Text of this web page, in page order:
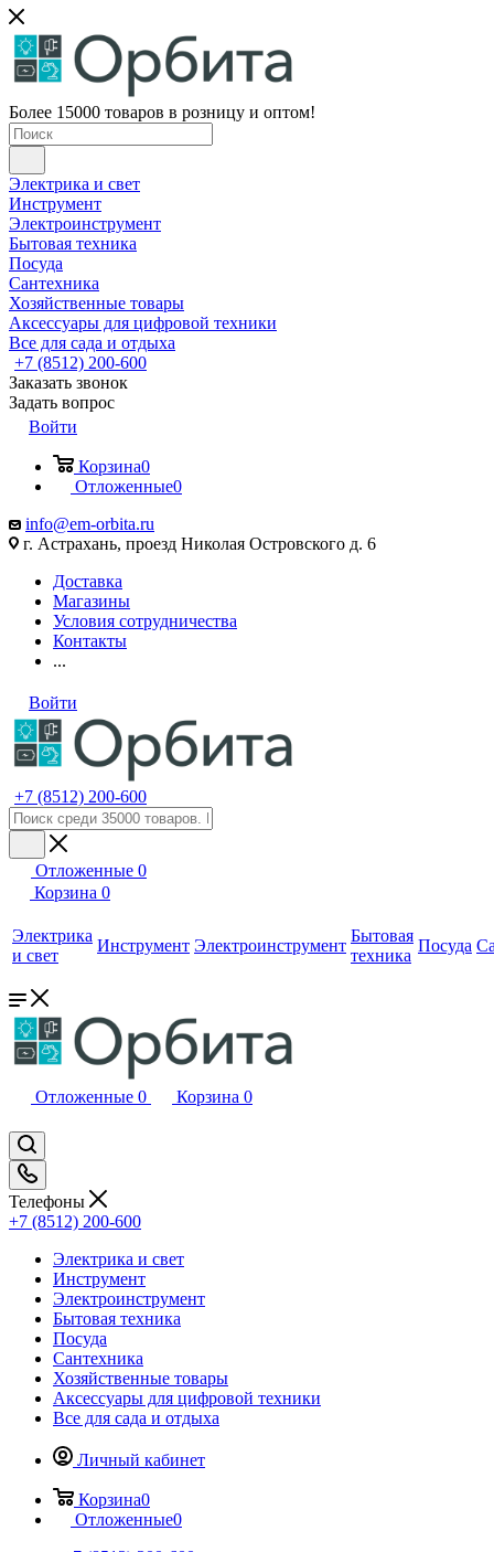
Более 15000 товаров в розницу и оптом!
Электрика и свет
Инструмент
Электроинструмент
Бытовая техника
Посуда
Сантехника
Хозяйственные товары
Аксессуары для цифровой техники
Все для сада и отдыха
+7 (8512) 200-600
Заказать звонок
Задать вопрос
Войти
Корзина0
Отложенные0
info@em-orbita.ru
г. Астрахань, проезд Николая Островского д. 6
Доставка
Магазины
Условия сотрудничества
Контакты
...
Войти
+7 (8512) 200-600
Отложенные 0
Корзина 0
Электрика
и свет
Инструмент Электроинструмент
Бытовая
техника
Посуда
Отложенные 0 Корзина 0
Телефоны
+7 (8512) 200-600
Электрика и свет
Инструмент
Электроинструмент
Бытовая техника
Посуда
Сантехника
Хозяйственные товары
Аксессуары для цифровой техники
Все для сада и отдыха
Личный кабинет
Корзина0
Отложенные0